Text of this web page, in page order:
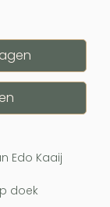
Edo Kaaij
doek